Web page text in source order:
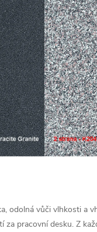
odolná vůči vlhkosti a
za pracovní desku. Z